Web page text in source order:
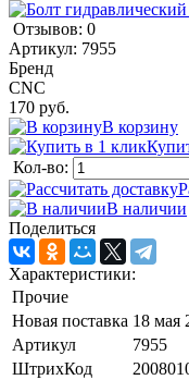
Отзывов: 0
Артикул: 7955
Бренд
CNC
170 руб.
В корзину
Кол-во:
В наличии
Поделиться
Характеристики:
Прочие
Новая поставка 18 мая
Артикул
7955
ШтрихКод